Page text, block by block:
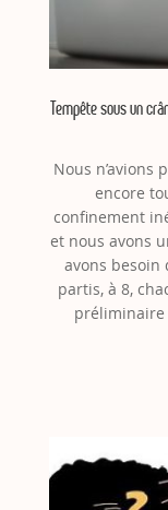
Tempête sous un
Nous n’avions
encore
confinement
et nous avons
avons besoin
partis, à 8,
préliminaire